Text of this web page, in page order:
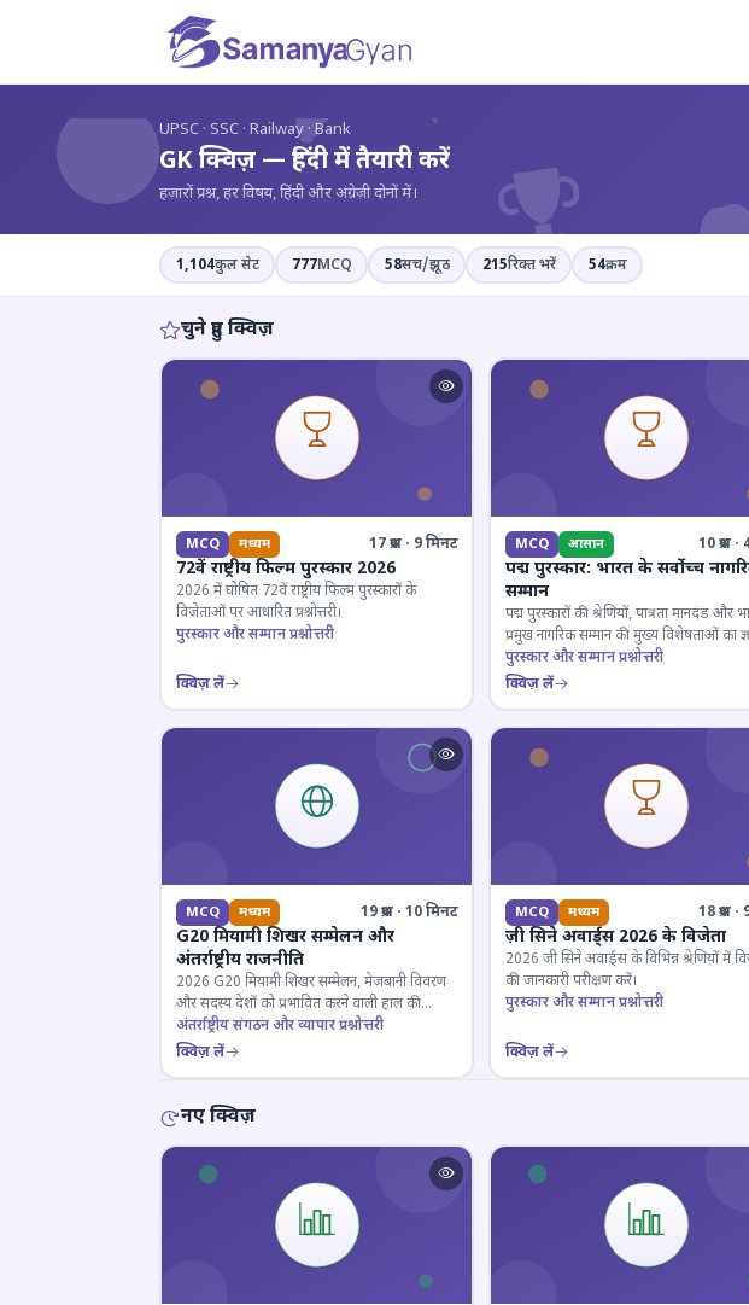
? UPSC · SSC · Railway · Bank
GK क्विज़ — हिंदी में तैयारी करें
हज़ारों प्रश्न, हर विषय, हिंदी और अंग्रेज़ी दोनों में।
1,104कुल सेट 777MCQ 58सच/झूठ 215रिक्त भरें 54क्रम
चुने हुए क्विज़
MCQ मध्यम 17 प्रश्न · 9 मिनट
72वें राष्ट्रीय फिल्म पुरस्कार 2026
2026 में घोषित 72वें राष्ट्रीय फिल्म पुरस्कारों के
विजेताओं पर आधारित प्रश्नोत्तरी।
पुरस्कार और सम्मान प्रश्नोत्तरी
क्विज़ लें
MCQ आसान 10 प्रश्न
पद्म पुरस्कार: भारत के सर्वोच्च
सम्मान
पद्म पुरस्कारों की श्रेणियों, पात्रता मानदंड और
प्रमुख नागरिक सम्मान की मुख्य विशेषताओं का
परखें।
पुरस्कार और सम्मान प्रश्नोत्तरी
क्विज़ लें
MCQ मध्यम 19 प्रश्न · 10 मिनट
G20 मियामी शिखर सम्मेलन और
अंतर्राष्ट्रीय राजनीति
2026 G20 मियामी शिखर सम्मेलन, मेजबानी विवरण
और सदस्य देशों को प्रभावित करने वाली हाल की
राजनयिक घटनाओं पर ज्ञान परीक्षण करें।
अंतर्राष्ट्रीय संगठन और व्यापार प्रश्नोत्तरी
क्विज़ लें
MCQ मध्यम 18 प्रश्न
ज़ी सिने अवार्ड्स 2026 के विजेता
2026 जी सिने अवार्ड्स के विभिन्न श्रेणियों में
की जानकारी परीक्षण करें।
पुरस्कार और सम्मान प्रश्नोत्तरी
क्विज़ लें
नए क्विज़